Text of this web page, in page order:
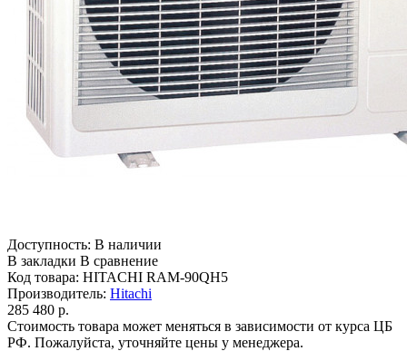
Доступность: В наличии
В закладки В сравнение
Код товара: HITACHI RAM-90QH5
Производитель: Hitachi
285 480 р.
Стоимость товара может меняться в зависимости от курса ЦБ
РФ. Пожалуйста, уточняйте цены у менеджера.